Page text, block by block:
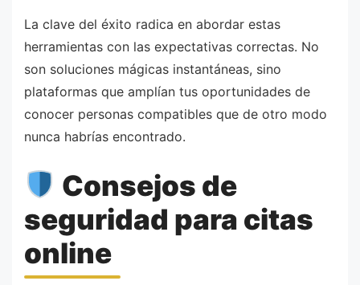
La clave del éxito radica en abordar estas
herramientas con las expectativas correctas. No
son soluciones mágicas instantáneas, sino
plataformas que amplían tus oportunidades de
conocer personas compatibles que de otro modo
nunca habrías encontrado.
Consejos de
seguridad para citas
online